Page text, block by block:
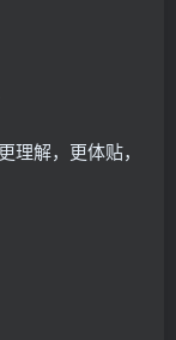
解，更体贴，